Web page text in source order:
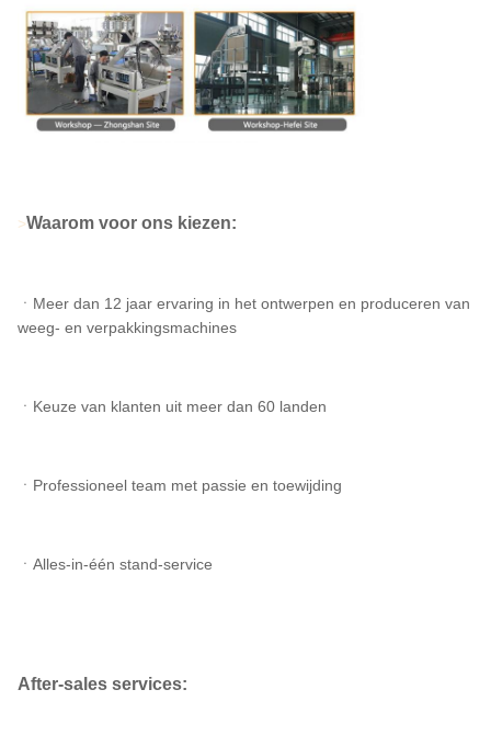
>Waarom voor ons kiezen:
ㆍMeer dan 12 jaar ervaring in het ontwerpen en produceren van
weeg- en verpakkingsmachines
ㆍKeuze van klanten uit meer dan 60 landen
ㆍProfessioneel team met passie en toewijding
ㆍAlles-in-één stand-service
After-sales services: